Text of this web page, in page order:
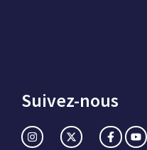
Suivez-nous